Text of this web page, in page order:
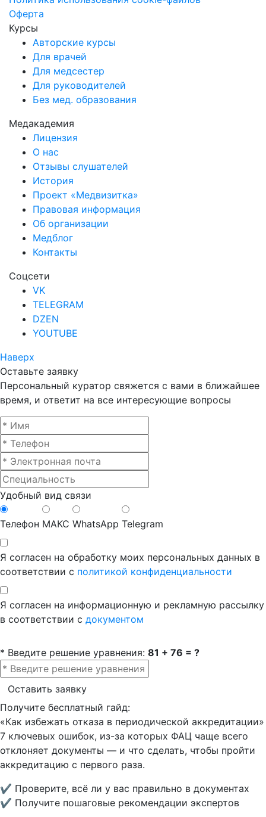
Оферта
Курсы
Авторские курсы
Для врачей
Для медсестер
Для руководителей
Без мед. образования
Медакадемия
Лицензия
О нас
Отзывы слушателей
История
Проект «Медвизитка»
Правовая информация
Об организации
Медблог
Контакты
Соцсети
VK
TELEGRAM
DZEN
YOUTUBE
Наверх
Оставьте заявку
Персональный куратор свяжется с вами в ближайшее
время, и ответит на все интересующие вопросы
Удобный вид связи
Телефон МАКС WhatsApp Telegram
Я согласен на обработку моих персональных данных в
соответствии с политикой конфиденциальности
Я согласен на информационную и рекламную рассылку
в соответствии с документом
* Введите решение уравнения: 81 + 76 = ?
Оставить заявку
Получите бесплатный гайд:
«Как избежать отказа в периодической аккредитации»
7 ключевых ошибок, из-за которых ФАЦ чаще всего
отклоняет документы — и что сделать, чтобы пройти
аккредитацию с первого раза.
✔ Проверите, всё ли у вас правильно в документах
✔ Получите пошаговые рекомендации экспертов